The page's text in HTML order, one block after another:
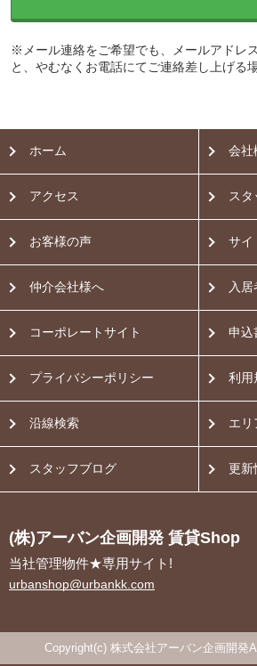
※メール連絡をご希望でも、メールアドレ
と、やむなくお電話にてご連絡差し上げる
ホーム 会社
アクセス スタ
お客様の声 サイ
仲介会社様へ 入
コーポレートサイト 申込
プライバシーポリシー 利用
沿線検索 エリ
スタッフブログ 更新
(株)アーバン企画開発 賃貸Shop
当社管理物件★専用サイト!
urbanshop@urbankk.com
Copyright(c) 株式会社アーバン企画開発